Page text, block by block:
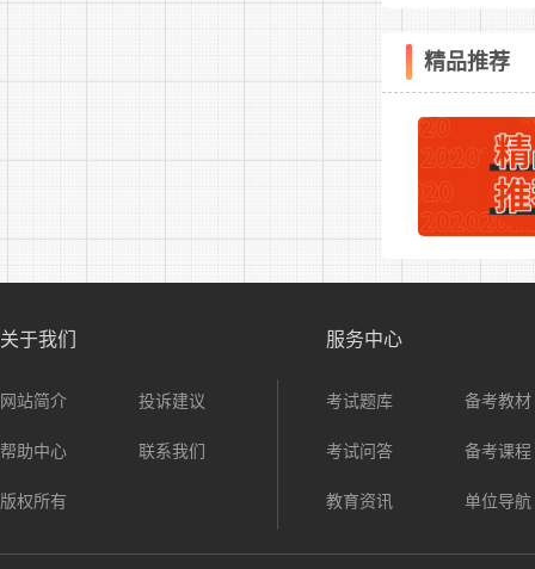
精品推荐
关于我们
网站简介 投诉建议
帮助中心 联系我们
版权所有
服务中心
考试题库 备考教材
考试问答 备考课程
教育资讯 单位导航